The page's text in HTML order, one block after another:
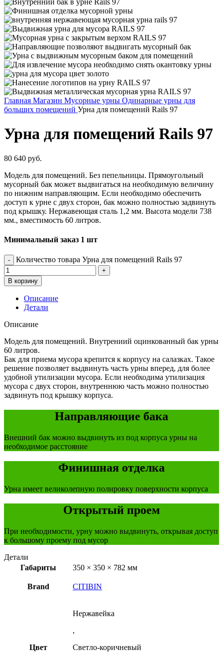
Главная Магазин Мусорные урны Одинарные урны для
больших помещений Урна для помещений Rails 97
Урна для помещений Rails 97
80 640 руб.
Модель для помещений. Без пепельницы. Прямоугольный
мусорный бак может выдвигаться на необходимую величину
по нижним направляющим. Если необходимо обеспечить
доступ к урне с двух сторон, бак можно полностью задвинуть
под крышку. Нержавеющая сталь 1,2 мм. Высота модели 738
мм., вместимость 60 литров.
Минимальный заказ 1 шт
Количество товара Урна для помещений Rails 97
В корзину
Описание
Детали
Описание
Модель для помещений. Внутрениий оцинкованный бак урны
60 литров.
Бак для приема мусора крепится к корпусу на салазках. Такое
решение позволяет выдвинуть часть урны вперед, для более
удобной утилизации мусора. Если необходима утилизация
мусора с двух сторон, внутреннюю часть можно полностью
задвинуть под крышку корпуса.
Направляющие бака
Внешний бак можно выдвинуть из под корпуса урны на
необходимое расстояние
Финишная отделка
Урна имеет великолепную полировку поверхности корпуса
Открытый проем
При необходимости, урну можно выдвинуть, открывая доступ
к большому проему под мусор
Детали
Габариты
350 × 350 × 782 мм
Brand CITIBIN
Цвет
Нержавейка
,
Светло-коричневый